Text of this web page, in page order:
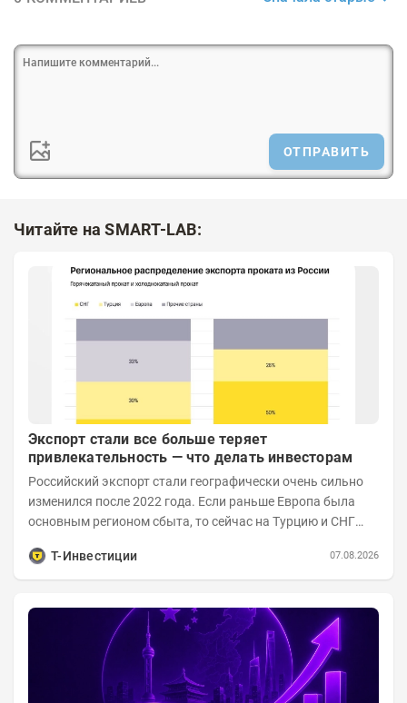
ОТПРАВИТЬ
Читайте на SMART-LAB:
Экспорт стали все больше теряет
привлекательность — что делать инвесторам
Российский экспорт стали географически очень сильно
изменился после 2022 года. Если раньше Европа была
основным регионом сбыта, то сейчас на Турцию и СНГ
Т-Инвестиции
07.08.2026